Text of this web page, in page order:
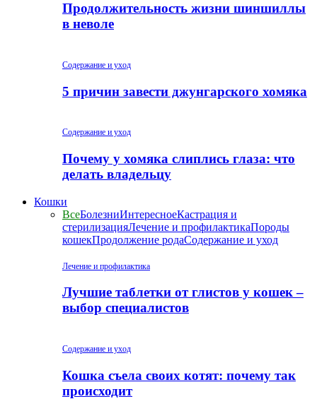
Продолжительность жизни шиншиллы
в неволе
Содержание и уход
5 причин завести джунгарского хомяка
Содержание и уход
Почему у хомяка слиплись глаза: что
делать владельцу
Кошки
ВсеБолезниИнтересноеКастрация и
стерилизацияЛечение и профилактикаПороды
кошекПродолжение родаСодержание и уход
Лечение и профилактика
Лучшие таблетки от глистов у кошек –
выбор специалистов
Содержание и уход
Кошка съела своих котят: почему так
происходит